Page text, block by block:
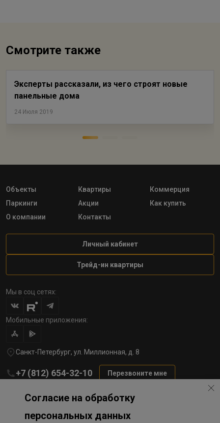
Смотрите также
Эксперты рассказали, из чего строят новые
панельные дома
24 Июля 2019
Объекты Квартиры
Коммерция
Паркинги
Акции
Как купить
О компании
Контакты
Личный кабинет
Трейд-ин квартиры
Мы в соц сетях:
Мобильные приложения:
Санкт-Петербург, ул. Миллионная, д. 8
+7 (812) 654-32-10 Перезвоните мне
Согласие на обработку
персональных данных